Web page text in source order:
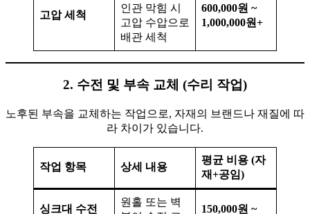
고압 세척
인관 막힘 시
고압 수압으로
배관 세척
600,000원 ~
1,000,000원+
2. 수전 및 부속 교체 (수리 작업)
노후된 부속을 교체하는 작업으로, 자재의 브랜드나 재질에 따
라 차이가 있습니다.
작업 항목 상세 내용
평균 비용 (자
재+공임)
싱크대 수전
원홀 또는 벽
150,000원 ~